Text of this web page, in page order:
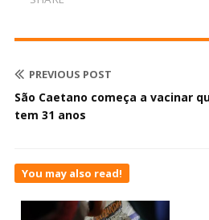
PREVIOUS POST
São Caetano começa a vacinar
tem 31 anos
You may also read!